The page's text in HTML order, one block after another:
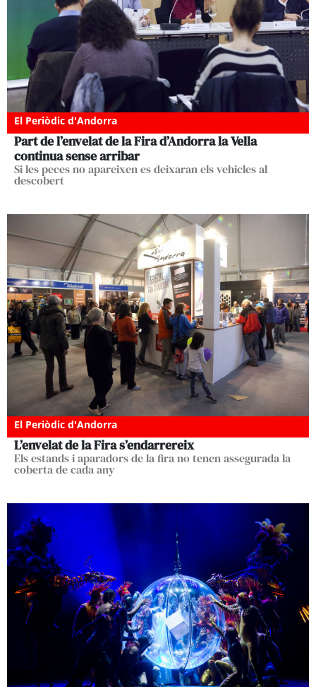
El Periòdic d'Andorra
Part de l’envelat de la Fira d’Andorra la Vella
continua sense arribar
Si les peces no apareixen es deixaran els vehicles al
descobert
El Periòdic d'Andorra
L’envelat de la Fira s’endarrereix
Els estands i aparadors de la fira no tenen assegurada la
coberta de cada any